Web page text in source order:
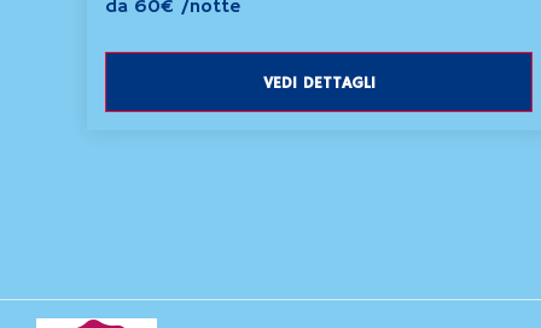
da 60€ /notte
VEDI DETTAGLI